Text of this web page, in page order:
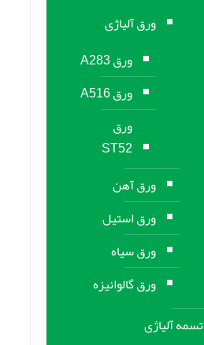
ورق آلیاژی
ورق A283
ورق A516
ورق
ST52
ورق آهن
ورق استیل
ورق سیاه
ورق گالوانیزه
تسمه آلیاژی